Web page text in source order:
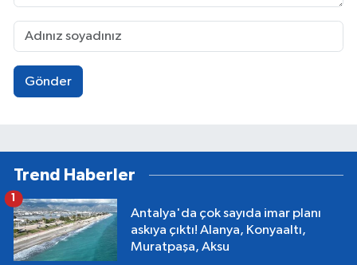
Gönder
Trend Haberler
Antalya'da çok sayıda imar planı
askıya çıktı! Alanya, Konyaaltı,
Muratpaşa, Aksu
1